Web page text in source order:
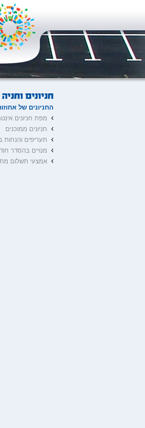
החניונים של
› מפת חניונים
› חניונים ממוכנים
› תעריפים והנחות
› מנויים בהסדר
› אמצעי תשלום